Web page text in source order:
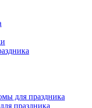
для праздника
праздника